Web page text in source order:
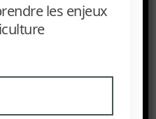
les enjeux